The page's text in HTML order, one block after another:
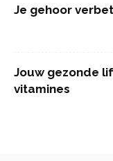
Je gehoor
Jouw gezonde
vitamines